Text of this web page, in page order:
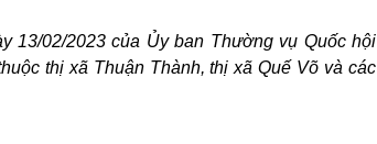
13/02/2023 của Ủy ban Thường vụ Quốc hội
thị xã Thuận Thành, thị xã Quế Võ và các